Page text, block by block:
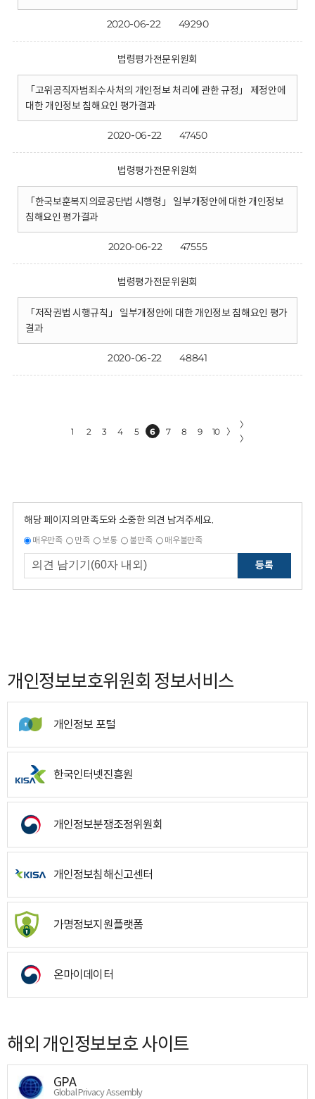
2020-06-22 49290
법령평가전문위원회
「고위공직자범죄수사처의 개인정보 처리에 관한 규정」 제정안에
대한 개인정보 침해요인 평가결과
2020-06-22 47450
법령평가전문위원회
「한국보훈복지의료공단법 시행령」 일부개정안에 대한 개인정보
침해요인 평가결과
2020-06-22 47555
법령평가전문위원회
「저작권법 시행규칙」 일부개정안에 대한 개인정보 침해요인 평가
결과
2020-06-22 48841
1 2 3 4 5 6 7 8 9 10 〉
〉
〉
해당 페이지의 만족도와 소중한 의견 남겨주세요.
매우만족 만족 보통 불만족 매우불만족
등록
개인정보보호위원회 정보서비스
개인정보 포털
한국인터넷진흥원
개인정보분쟁조정위원회
개인정보침해신고센터
가명정보지원플랫폼
온마이데이터
해외 개인정보보호 사이트
GPA
Global Privacy Assembly